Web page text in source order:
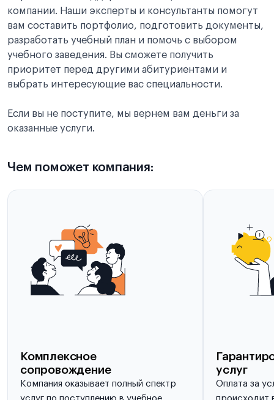
компании. Наши эксперты и консультанты помогут
вам составить портфолио, подготовить документы,
разработать учебный план и помочь с выбором
учебного заведения. Вы сможете получить
приоритет перед другими абитуриентами и
выбрать интересующие вас специальности.
Если вы не поступите, мы вернем вам деньги за
оказанные услуги.
Чем поможет компания:
Комплексное
сопровождение
Компания оказывает полный спектр
услуг
Оплата за